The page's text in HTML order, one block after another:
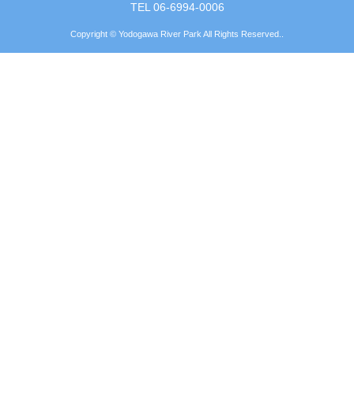
TEL 06-6994-0006
Copyright © Yodogawa River Park All Rights Reserved..